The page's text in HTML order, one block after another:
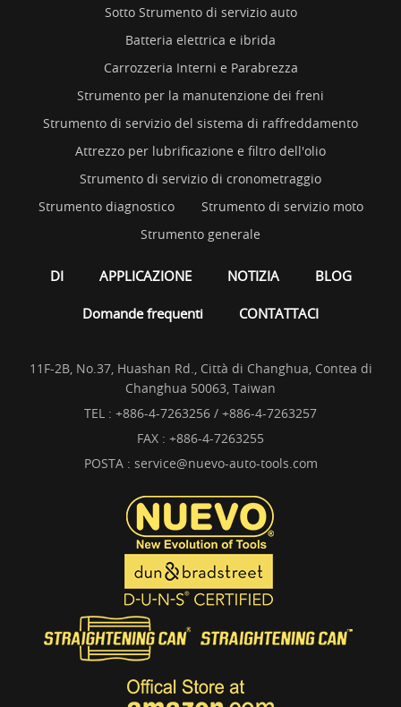
Sotto Strumento di servizio auto
Batteria elettrica e ibrida
Carrozzeria Interni e Parabrezza
Strumento per la manutenzione dei freni
Strumento di servizio del sistema di raffreddamento
Attrezzo per lubrificazione e filtro dell'olio
Strumento di servizio di cronometraggio
Strumento diagnostico
Strumento di servizio moto
Strumento generale
DI APPLICAZIONE NOTIZIA BLOG
Domande frequenti CONTATTACI
11F-2B, No.37, Huashan Rd., Città di Changhua, Contea di
Changhua 50063, Taiwan
TEL : +886-4-7263256 / +886-4-7263257
FAX : +886-4-7263255
POSTA : service@nuevo-auto-tools.com